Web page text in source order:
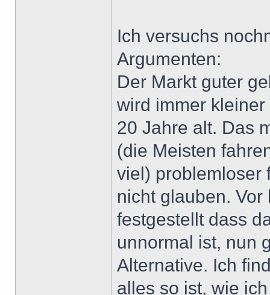
Ich versuchs
Argumenten:
Der Markt guter
wird immer
20 Jahre alt. Das
(die Meisten
viel) problemloser
nicht glauben.
festgestellt dass
unnormal ist, nun
Alternative. Ich
alles so ist, wie